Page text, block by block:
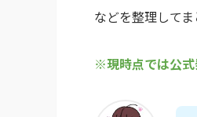
などを整理してま
※現時点では公